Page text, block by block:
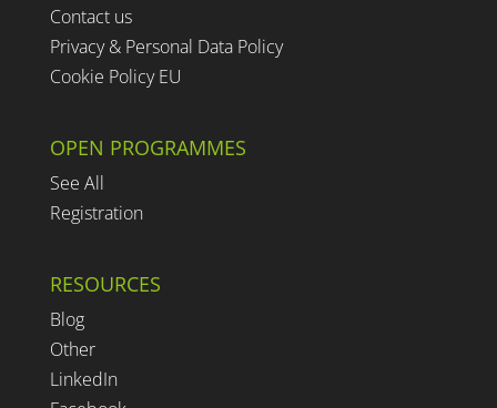
Contact us
Privacy & Personal Data Policy
Cookie Policy EU
OPEN PROGRAMMES
See All
Registration
RESOURCES
Blog
Other
LinkedIn